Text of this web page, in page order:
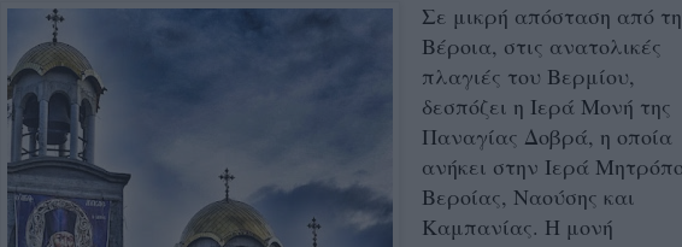
Σε μικρή απόσταση από τη
Βέροια, στις ανατολικές
πλαγιές του Βερμίου,
δεσπόζει η Ιερά Μονή της
Παναγίας Δοβρά, η οποία
ανήκει στην Ιερά
Βεροίας, Ναούσης και
Καμπανίας. Η μονή